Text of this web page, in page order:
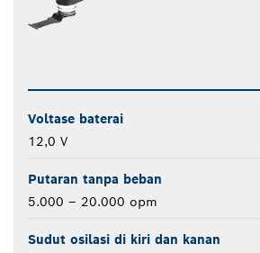
Voltase baterai
12,0 V
Putaran tanpa beban
5.000 – 20.000 opm
Sudut osilasi di kiri dan kanan